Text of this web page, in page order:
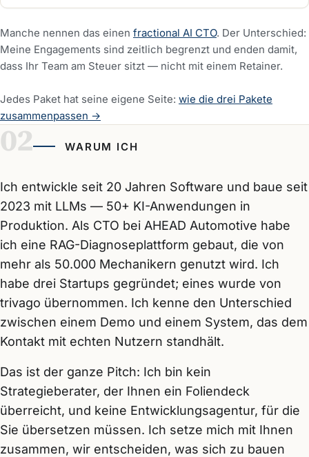
Manche nennen das einen fractional AI CTO. Der Unterschied:
Meine Engagements sind zeitlich begrenzt und enden damit,
dass Ihr Team am Steuer sitzt — nicht mit einem Retainer.
Jedes Paket hat seine eigene Seite: wie die drei Pakete
zusammenpassen →
WARUM ICH
Ich entwickle seit 20 Jahren Software und baue seit
2023 mit LLMs — 50+ KI-Anwendungen in
Produktion. Als CTO bei AHEAD Automotive habe
ich eine RAG-Diagnoseplattform gebaut, die von
mehr als 50.000 Mechanikern genutzt wird. Ich
habe drei Startups gegründet; eines wurde von
trivago übernommen. Ich kenne den Unterschied
zwischen einem Demo und einem System, das dem
Kontakt mit echten Nutzern standhält.
Das ist der ganze Pitch: Ich bin kein
Strategieberater, der Ihnen ein Foliendeck
überreicht, und keine Entwicklungsagentur, für die
Sie übersetzen müssen. Ich setze mich mit Ihnen
zusammen, wir entscheiden, was sich zu bauen